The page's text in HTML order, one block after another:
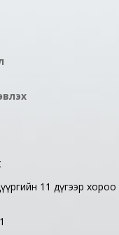
11 дүгээр хороо